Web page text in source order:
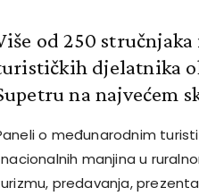
od 250
djelatnika
na najvećem
o međunarodnim
manjina u
predavanja,